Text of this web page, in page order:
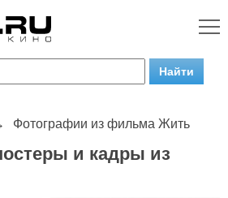
Фотографии из фильма Жить
и кадры из